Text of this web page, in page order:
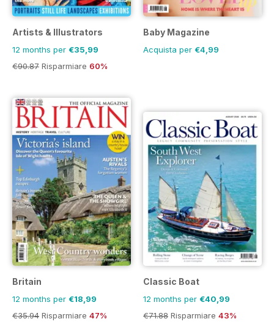
Artists & Illustrators
12 months per €35,99
€90.87 Risparmiare 60%
Baby Magazine
Acquista per €4,99
Britain
12 months per €18,99
€35.94 Risparmiare 47%
Classic Boat
12 months per €40,99
€71.88 Risparmiare 43%